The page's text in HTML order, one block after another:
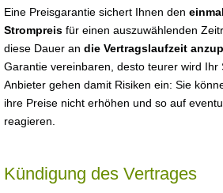
Eine Preisgarantie sichert Ihnen den
Strompreis für einen auszuwählenden
diese Dauer an die Vertragslaufzeit
Garantie vereinbaren, desto teurer wird Ihr
Anbieter gehen damit Risiken ein: Sie
ihre Preise nicht erhöhen und so auf
reagieren.
Kündigung des Vertrages